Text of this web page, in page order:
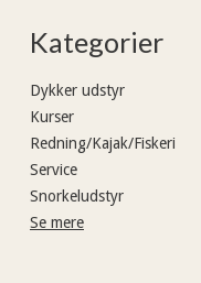
Kategorier
Dykker udstyr
Kurser
Redning/Kajak/Fiskeri
Service
Snorkeludstyr
Se mere